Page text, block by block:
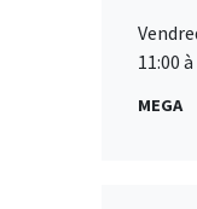
11:00
MEGA